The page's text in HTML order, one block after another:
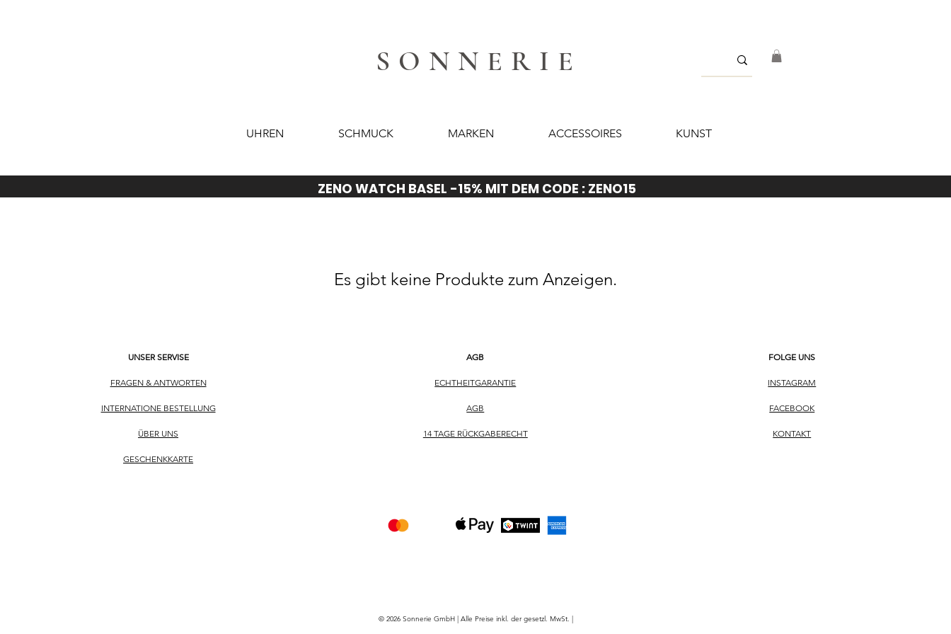
SONNERIE
UHREN SCHMUCK MARKEN ACCESSOIRES KUNST
ZENO WATCH BASEL -15% MIT DEM CODE : ZENO15
Es gibt keine Produkte zum Anzeigen.
UNSER SERVISE
FRAGEN & ANTWORTEN
INTERNATIONE BESTELLUNG
ÜBER UNS
​GESCHENKKARTE
AGB
ECHTHEITGARANTIE
AGB
14 TAGE RÜCKGABERECHT
© 2026 Sonnerie GmbH | Alle Preise inkl. der gesetzl. MwSt. |
FOLGE UNS
INSTAGRAM
FACEBOOK
KONTAKT